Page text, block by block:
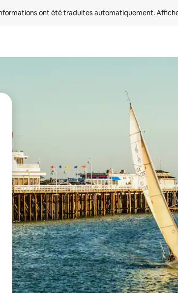
ont été traduites automatiquement.
haut et vers le bas pour les parcourir ou en